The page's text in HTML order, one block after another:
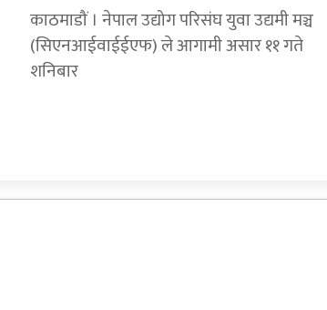
काठमाडौं । नेपाल उद्योग परिसंघ युवा उद्यमी मञ्च
(सिएनआईवाईईएफ) ले आगामी असार ११ गते
शनिबार